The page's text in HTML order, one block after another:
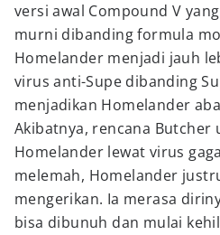
versi awal Compound V
murni dibanding formula
Homelander menjadi jauh
virus anti-Supe dibanding
menjadikan Homelander
Akibatnya, rencana Butcher
Homelander lewat virus
melemah, Homelander
mengerikan. Ia merasa
bisa dibunuh dan mulai